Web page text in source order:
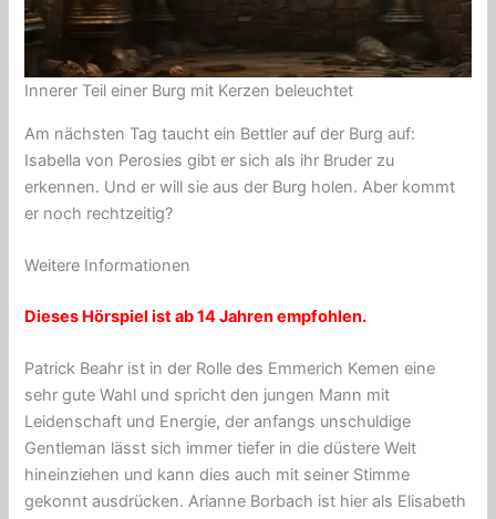
Innerer Teil einer Burg mit Kerzen beleuchtet
Am nächsten Tag taucht ein Bettler auf der Burg auf:
Isabella von Perosies gibt er sich als ihr Bruder zu
erkennen. Und er will sie aus der Burg holen. Aber kommt
er noch rechtzeitig?
Weitere Informationen
Dieses Hörspiel ist ab 14 Jahren empfohlen.
Patrick Beahr ist in der Rolle des Emmerich Kemen eine
sehr gute Wahl und spricht den jungen Mann mit
Leidenschaft und Energie, der anfangs unschuldige
Gentleman lässt sich immer tiefer in die düstere Welt
hineinziehen und kann dies auch mit seiner Stimme
gekonnt ausdrücken. Arianne Borbach ist hier als Elisabeth